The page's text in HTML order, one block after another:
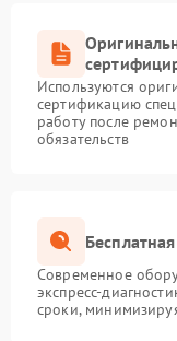
Используются
сертификацию
работу после
обязательств
Современное
экспресс-
сроки,